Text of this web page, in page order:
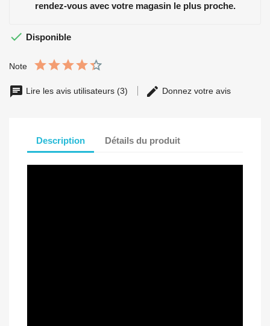
rendez-vous avec votre magasin le plus proche.
 Disponible
Note
Lire les avis utilisateurs (3) Donnez votre avis
Description Détails du produit